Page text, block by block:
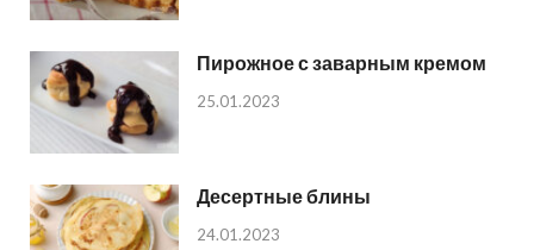
Пирожное с заварным кремом
25.01.2023
Десертные блины
24.01.2023